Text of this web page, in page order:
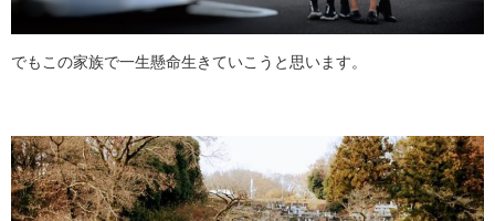
でもこの家族で一生懸命生きていこうと思います。